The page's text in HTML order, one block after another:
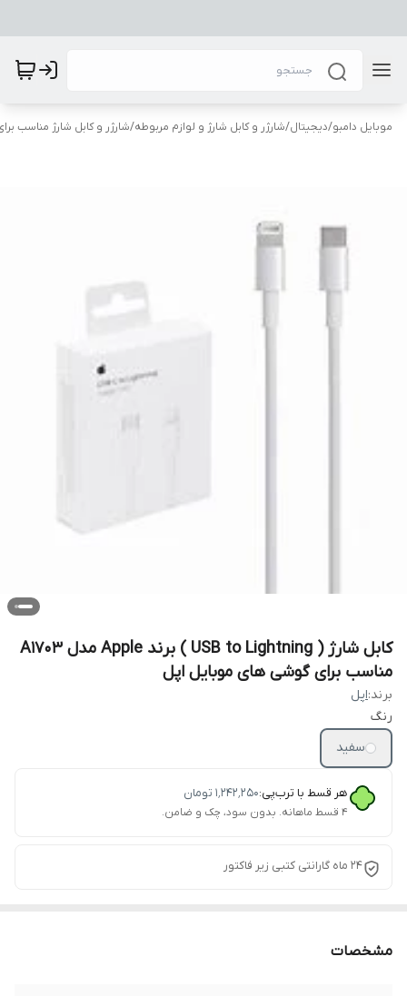
موبایل دامبو/دیجیتال/شارژر و کابل شارژ و لوازم مربوطه/شارژر و کابل شارژ مناسب
کابل شارژ ( USB to Lightning ) برند Apple مدل A1703
مناسب برای گوشی های موبایل اپل
برند:اپل
رنگ
سفید
هر قسط با ترب‌پی:۱٬۲۴۲٬۲۵۰ تومان
۴ قسط ماهانه. بدون سود، چک و ضامن.
24 ماه گارانتی کتبی زیر فاکتور
مشخصات